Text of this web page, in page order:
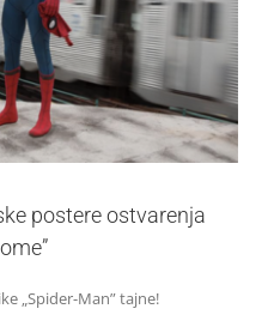
postere ostvarenja
„Spider-Man” tajne!